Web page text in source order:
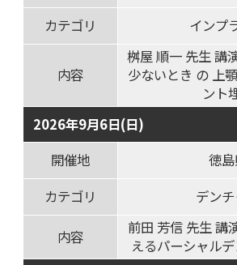
カテゴリ
インプ
内容
桝屋 順一 先生 講
少ないとき の 上
ント
2026年9月6日(日)
開催地
徳
カテゴリ
デン
内容
前田 芳信 先生 講
えるパーシャル